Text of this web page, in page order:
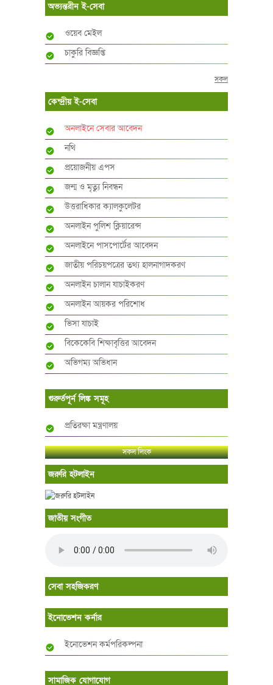
অভ্যন্তরীন ই-সেবা
ওয়েব মেইল
চাকুরি বিজ্ঞপ্তি
সকল
কেন্দ্রীয় ই-সেবা
অনলাইনে সেবার আবেদন
নথি
প্রয়োজনীয় এপস
জন্ম ও মৃত্যু নিবন্ধন
উত্তরাধিকার ক্যালকুলেটর
অনলাইন পুলিশ ক্লিয়ারেন্স
অনলাইনে পাসপোর্টের আবেদন
জাতীয় পরিচয়পত্রের তথ্য হালনাগাদকরণ
অনলাইন চালান যাচাইকরণ
অনলাইন আয়কর পরিশোধ
ভিসা যাচাই
বিকেকেবি শিক্ষাবৃত্তির আবেদন
অভিগম্য অভিধান
গুরুর্তপূর্ন লিঙ্ক সমূহ
প্রতিরক্ষা মন্ত্রণালয়
সকল লিংক
জরুরি হটলাইন
জাতীয় সংগীত
সেবা সহজিকরণ
ইনোভেশন কর্নার
ইনোভেশন কর্মপরিকল্পনা
সামাজিক যোগাযোগ